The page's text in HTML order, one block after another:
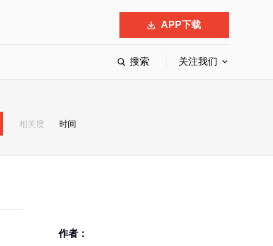
APP下载
力的创业公司申报
搜索 关注我们
相关度 时间
作者：